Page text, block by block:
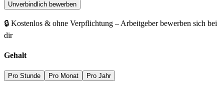
Unverbindlich bewerben
🔒 Kostenlos & ohne Verpflichtung – Arbeitgeber bewerben sich bei
dir
Gehalt
Pro Stunde Pro Monat Pro Jahr